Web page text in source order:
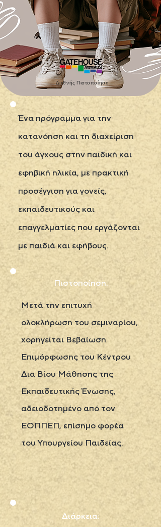
Διεθνής Πιστοποίηση
Ένα πρόγραμμα για την
κατανόηση και τη διαχείριση
του άγχους στην παιδική και
εφηβική ηλικία, με πρακτική
προσέγγιση για γονείς,
εκπαιδευτικούς και
επαγγελματίες που εργάζονται
με παιδιά και εφήβους.
Πιστοποίηση:
Μετά την επιτυχή
ολοκλήρωση του σεμιναρίου,
χορηγείται Βεβαίωση
Επιμόρφωσης του Κέντρου
Δια Βίου Μάθησης της
Εκπαιδευτικής Ένωσης,
αδειοδοτημένο από τον
ΕΟΠΠΕΠ, επίσημο φορέα
του Υπουργείου Παιδείας.
Διάρκεια: